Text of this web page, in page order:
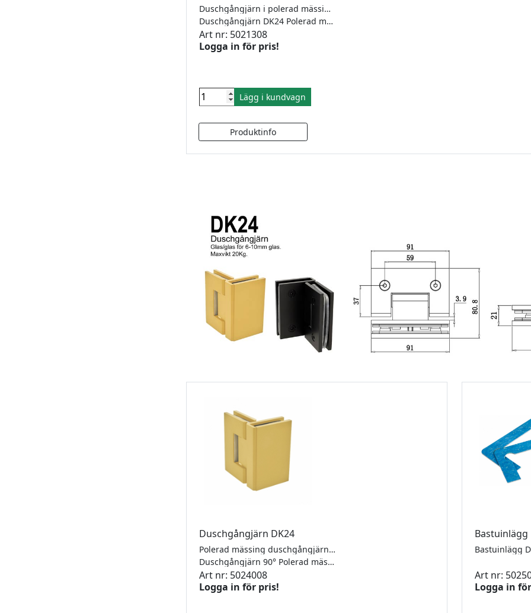
Duschgångjärn i polerad mässing, vägg/glas, för 6-10mm glas. Justerbart, självstängande från 15°. Maxvikt 20kg styck.
Duschgångjärn DK24 Polerad mässing
Art nr: 5021308
Logga in för pris!
Lägg i kundvagn
Duschgångjärn DK24
Polerad mässing duschgångjärn 90°, för 6-10mm glas. Justerbart, självstängande från 15°. Maxvikt 20kg styck.
Duschgångjärn 90° Polerad mässing
Art nr: 5024008
Logga in för pris!
Art nr:
Logga in